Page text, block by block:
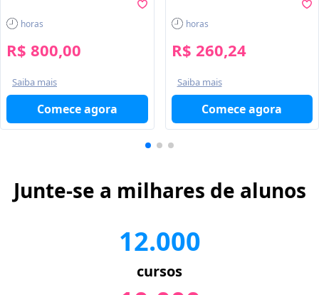
horas
R$ 800,00
Saiba mais
Comece agora
horas
R$ 260,24
Saiba mais
Comece agora
Junte-se a milhares de alunos
12.000
cursos